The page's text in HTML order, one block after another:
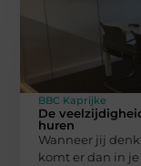
BBC Kaprijke
De
huren
Wanneer jij
komt er dan in